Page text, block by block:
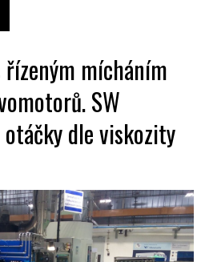
mícháním
SW
dle viskozity